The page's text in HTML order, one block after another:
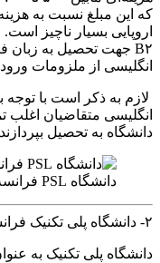
که این مبلغ نسبت به
اروپایی بسیار ناچیز
انگلیسی از ملزومات
لازم به ذکر است با توجه
انگلیسی متقاضیان اغلب
دانشگاه به تحصیل
دانشگاه PSL فرانسه (Université PSL)
۲- دانشگاه پلی تکنیک فرانسه (Institut Polytechnique de Paris)
دانشگاه پلی تکنیک به